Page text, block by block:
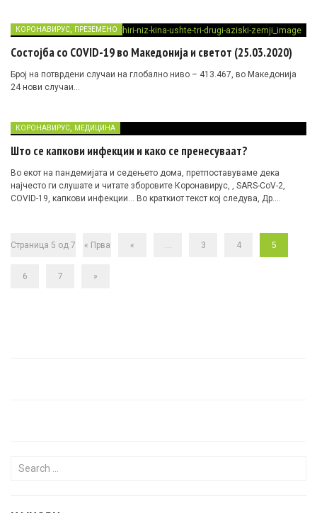
КОРОНАВИРУС, ПРЕЗЕМЕНО
Состојба со COVID-19 во Македонија и светот (25.03.2020)
Број на потврдени случаи на глобално ниво – 413.467, во Македонија
24 нови случаи…
КОРОНАВИРУС, МЕДИЦИНА
Што се капкови инфекции и како се пренесуваат?
Во екот на пандемијата и седењето дома, претпоставуваме дека
најчесто ги слушате и читате зборовите Коронавирус, , SARS-CoV-2,
COVID-19, капкови инфекции… Во краткиот текст кој следува, Др.
Страница 5 од 7 « Прва « ... 3 4 5
6 7 »
Search for: